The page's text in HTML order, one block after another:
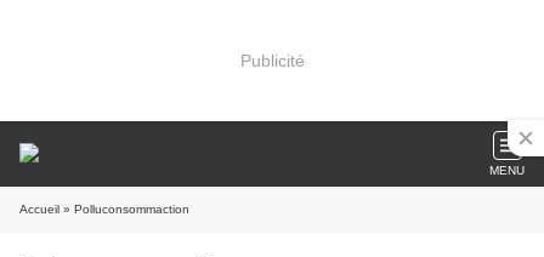
Publicité
MENU
Accueil » Polluconsommaction